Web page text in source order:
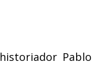
Pablo